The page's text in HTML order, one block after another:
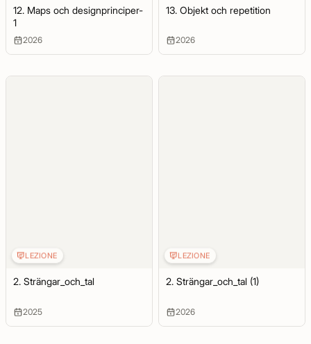
12. Maps och designprinciper-
1
2026
13. Objekt och repetition
2026
LEZIONE
2. Strängar_och_tal
2025
LEZIONE
2. Strängar_och_tal (1)
2026